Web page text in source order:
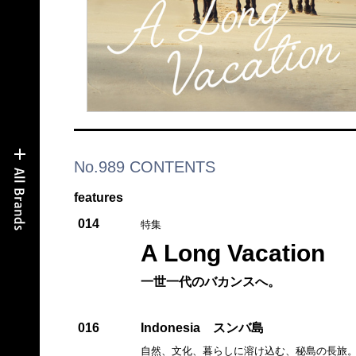
No.989 CONTENTS
features
014
特集
A Long Vacation
一世一代のバカンスへ。
016 Indonesia スンバ島
自然、文化、暮らしに溶け込む、秘島の長旅